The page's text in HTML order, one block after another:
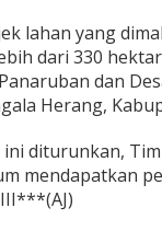
lahan yang
dari 330
dan
Herang,
diturunkan,
mendapatkan